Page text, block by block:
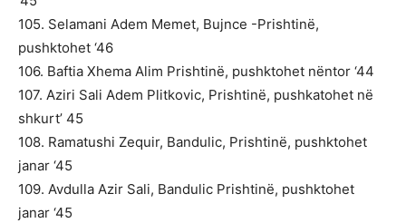
105. Selamani Adem Memet, Bujnce -Prishtinë,
pushktohet ‘46
106. Baftia Xhema Alim Prishtinë, pushktohet nëntor ‘44
107. Aziri Sali Adem Plitkovic, Prishtinë, pushkatohet në
shkurt’ 45
108. Ramatushi Zequir, Bandulic, Prishtinë, pushktohet
janar ‘45
109. Avdulla Azir Sali, Bandulic Prishtinë, pushktohet
janar ‘45